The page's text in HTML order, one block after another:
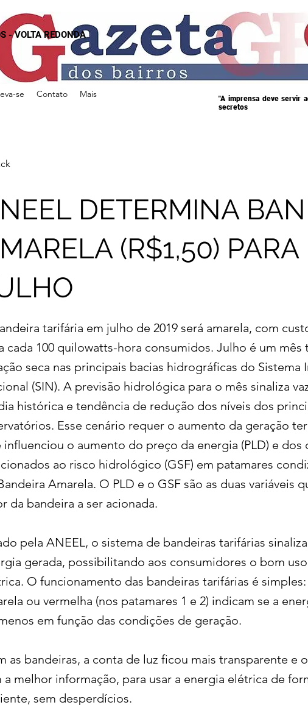
- VOLTA REDONDA
se Contato Mais
"A imprensa deve servir
secretos
DETERMINA
(R$1,50) PARA
tarifária em julho de 2019 será amarela, com
cada 100 quilowatts-hora consumidos. Julho é um mês
seca nas principais bacias hidrográficas do Sistema
(SIN). A previsão hidrológica para o mês sinaliza
histórica e tendência de redução dos níveis dos
Esse cenário requer o aumento da geração
influenciou o aumento do preço da energia (PLD) e dos
ao risco hidrológico (GSF) em patamares
Amarela. O PLD e o GSF são as duas variáveis
da bandeira a ser acionada.
pela ANEEL, o sistema de bandeiras tarifárias
gerada, possibilitando aos consumidores o bom
O funcionamento das bandeiras tarifárias é
ou vermelha (nos patamares 1 e 2) indicam se a
em função das condições de geração.
as bandeiras, a conta de luz ficou mais transparente e
a melhor informação, para usar a energia elétrica de
sem desperdícios.